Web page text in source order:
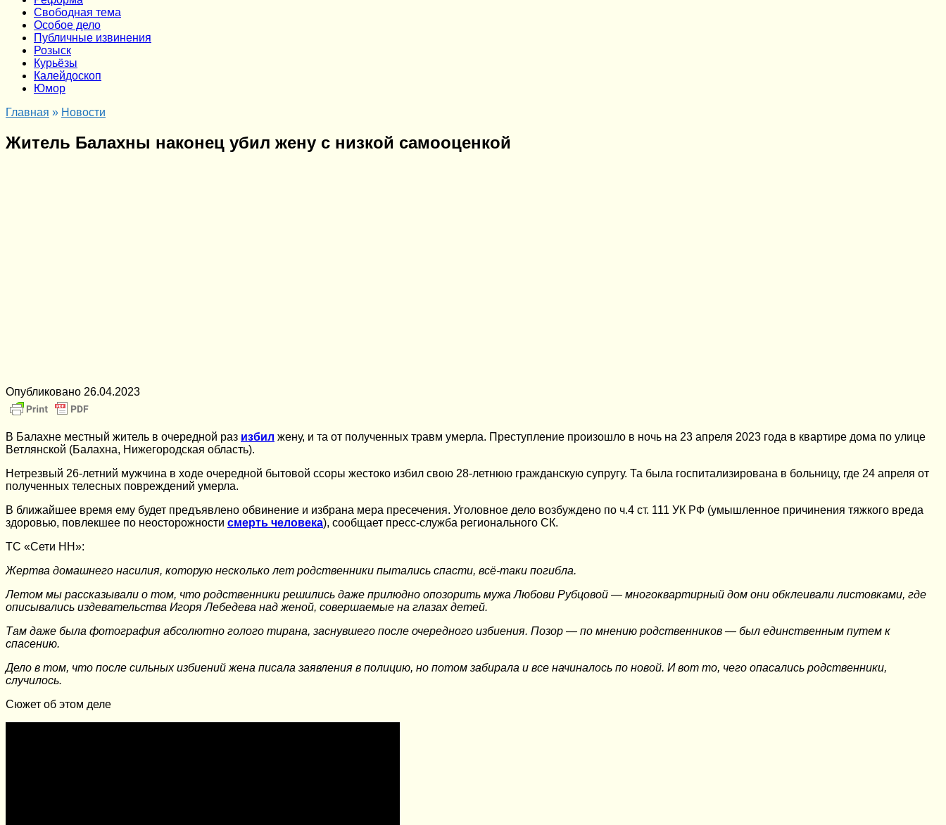
Cвободная тема
Особое дело
Публичные извинения
Розыск
Курьёзы
Калейдоскоп
Юмор
Главная » Новости
Житель Балахны наконец убил жену с низкой самооценкой
Опубликовано 26.04.2023
В Балахне местный житель в очередной раз избил жену, и та от полученных травм умерла. Преступление произошло в ночь на 23 апреля 2023 года в квартире дома по улице
Ветлянской (Балахна, Нижегородская область).
Нетрезвый 26-летний мужчина в ходе очередной бытовой ссоры жестоко избил свою 28-летнюю гражданскую супругу. Та была госпитализирована в больницу, где 24 апреля от
полученных телесных повреждений умерла.
В ближайшее время ему будет предъявлено обвинение и избрана мера пресечения. Уголовное дело возбуждено по ч.4 ст. 111 УК РФ (умышленное причинения тяжкого вреда
здоровью, повлекшее по неосторожности смерть человека), сообщает пресс-служба регионального СК.
ТС «Сети НН»:
Жертва домашнего насилия, которую несколько лет родственники пытались спасти, всё-таки погибла.
Летом мы рассказывали о том, что родственники решились даже прилюдно опозорить мужа Любови Рубцовой — многоквартирный дом они обклеивали листовками, где
описывались издевательства Игоря Лебедева над женой, совершаемые на глазах детей.
Там даже была фотография абсолютно голого тирана, заснувшего после очередного избиения. Позор — по мнению родственников — был единственным путем к
спасению.
Дело в том, что после сильных избиений жена писала заявления в полицию, но потом забирала и все начиналось по новой. И вот то, чего опасались родственники,
случилось.
Сюжет об этом деле